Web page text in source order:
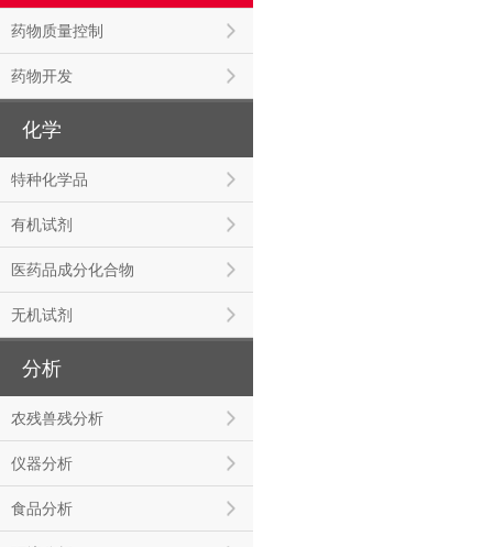
药物质量控制
药物开发
化学
特种化学品
有机试剂
医药品成分化合物
无机试剂
分析
农残兽残分析
仪器分析
食品分析